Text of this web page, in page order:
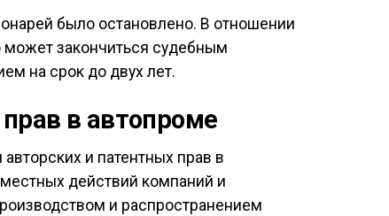
было остановлено. В отношении
может закончиться судебным
на срок до двух лет.
в автопроме
и патентных прав в
действий компаний и
и распространением